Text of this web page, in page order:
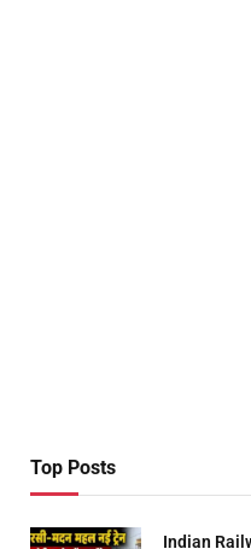
Top Posts
Indian